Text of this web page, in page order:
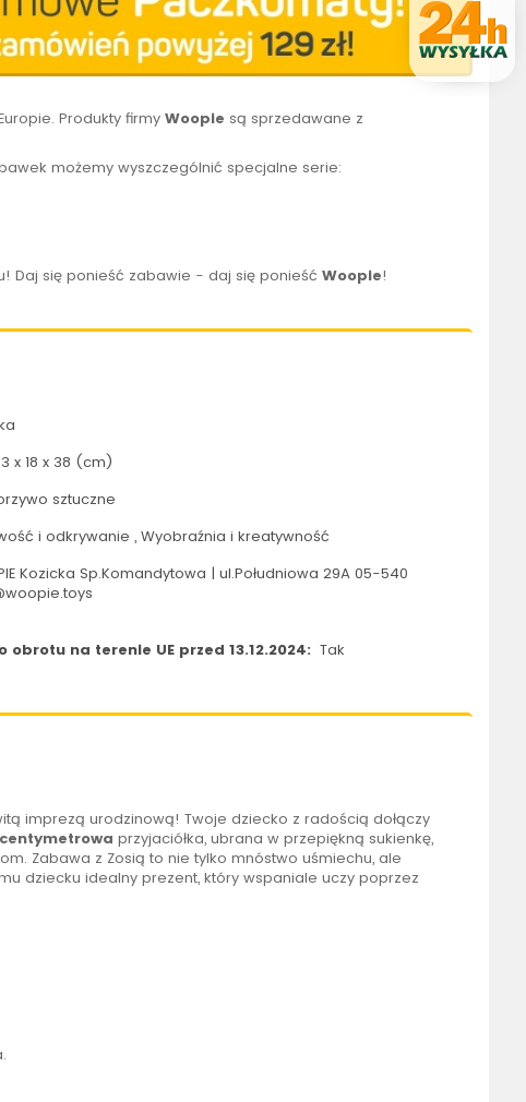
Produkty firmyWoopie są sprzedawane z
możemy wyszczególnić specjalne serie:
Daj się ponieść zabawie - daj się ponieśćWoopie!
x 18 x 38 (cm)
sztuczne
i odkrywanie , Wyobraźnia i kreatywność
Kozicka Sp.Komandytowa | ul.Południowa 29A 05-540
na terenie UE przed 13.12.2024: Tak
imprezą urodzinową! Twoje dziecko z radością dołączy
przyjaciółka, ubrana w przepiękną sukienkę,
Zabawa z Zosią to nie tylko mnóstwo uśmiechu, ale
dziecku idealny prezent, który wspaniale uczy poprzez